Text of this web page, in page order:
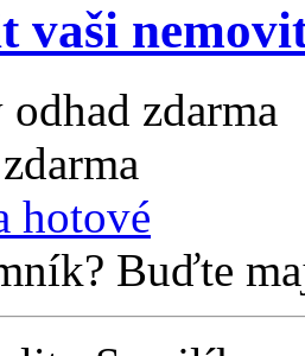
vaši
zdarma
hotové
Buďte